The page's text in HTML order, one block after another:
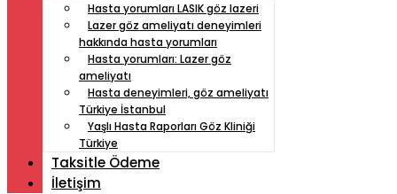
Hasta yorumları LASIK göz lazeri
Lazer göz ameliyatı deneyimleri
hakkında hasta yorumları
Hasta yorumları: Lazer göz
ameliyatı
Hasta deneyimleri, göz ameliyatı
Türkiye İstanbul
Yaşlı Hasta Raporları Göz Kliniği
Türkiye
Taksitle Ödeme
İletişim